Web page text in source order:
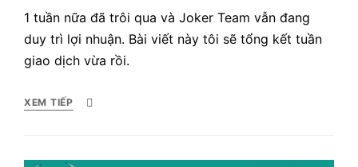
1 tuần nữa đã trôi qua và Joker Team vẫn đang
duy trì lợi nhuận. Bài viết này tôi sẽ tổng kết tuần
giao dịch vừa rồi.
XEM TIẾP